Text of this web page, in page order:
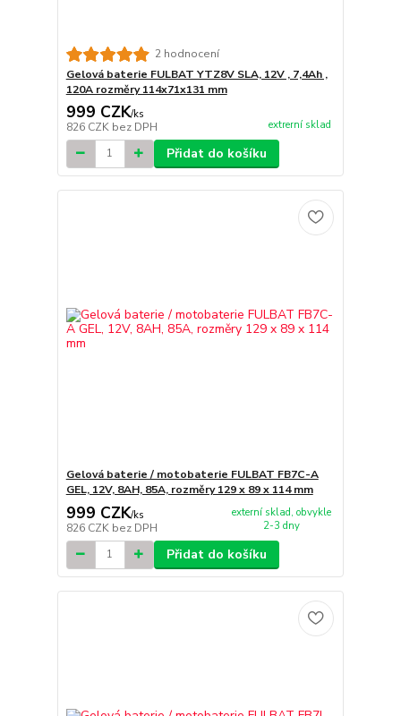
2 hodnocení
Gelová baterie FULBAT YTZ8V SLA, 12V , 7,4Ah ,
120A rozměry 114x71x131 mm
999 CZK/ks
826 CZK bez DPH extrerní sklad
Přidat do košíku
Gelová baterie / motobaterie FULBAT FB7C-A
GEL, 12V, 8AH, 85A, rozměry 129 x 89 x 114 mm
999 CZK/ks
826 CZK bez DPH
externí sklad, obvykle
2-3 dny
Přidat do košíku